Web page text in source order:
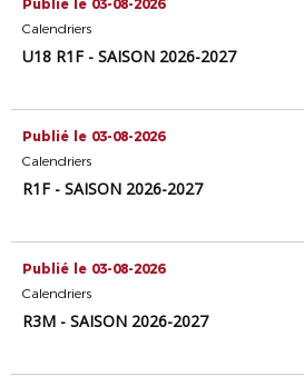
Publié le 03-08-2026
Calendriers
U18 R1F - SAISON 2026-2027
Publié le 03-08-2026
Calendriers
R1F - SAISON 2026-2027
Publié le 03-08-2026
Calendriers
R3M - SAISON 2026-2027